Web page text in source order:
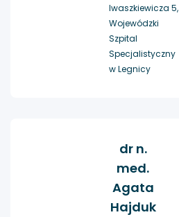
Iwaszkiewicza 5,
Wojewódzki
Szpital
Specjalistyczny
w Legnicy
dr n.
med.
Agata
Hajduk